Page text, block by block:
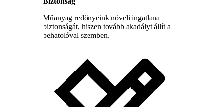
Műanyag redőnyeink növeli ingatlana
biztonságát, hiszen tovább akadályt állít a
behatolóval szemben.